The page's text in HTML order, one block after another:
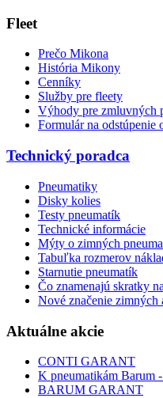
Fleet
Prečo Mikona
História Mikony
Cenníky
Služby pre fleety
Výhody pre zmluvných
Formulár na odstúpenie
Technický poradca
Pneumatiky
Disky kolies
Testy pneumatík
Technické informácie
Mýty o zimných
Tabuľka rozmerov
Starnutie pneumatík
Čo znamenajú skratky
Nové značenie zimných
Aktuálne akcie
CONTI GARANT
K pneumatikám Barum
BARUM GARANT